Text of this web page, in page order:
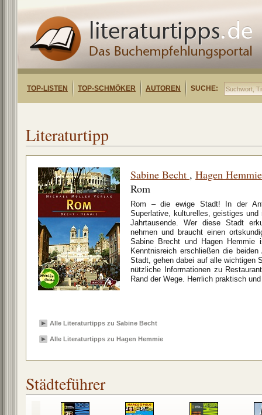
TOP-LISTEN TOP-SCHMÖKER AUTOREN SUCHE:
Literaturtipp
Sabine Becht , Hagen Hemmie
Rom
Rom – die ewige Stadt! In der
Superlative, kulturelles, geistiges und
Jahrtausende. Wer diese Stadt
nehmen und braucht einen
Sabine Brecht und Hagen Hemmie
Kenntnisreich erschließen die
Stadt, gehen dabei auf alle wichtigen
nützliche Informationen zu
Rand der Wege. Herrlich praktisch
Alle Literaturtipps zu Sabine Becht
Alle Literaturtipps zu Hagen Hemmie
Städteführer